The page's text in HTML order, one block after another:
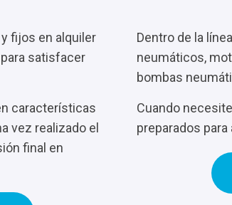
fijos en alquiler
satisfacer
características
vez realizado el
final en
Dentro de la línea
neumáticos,
bombas
Cuando
preparados